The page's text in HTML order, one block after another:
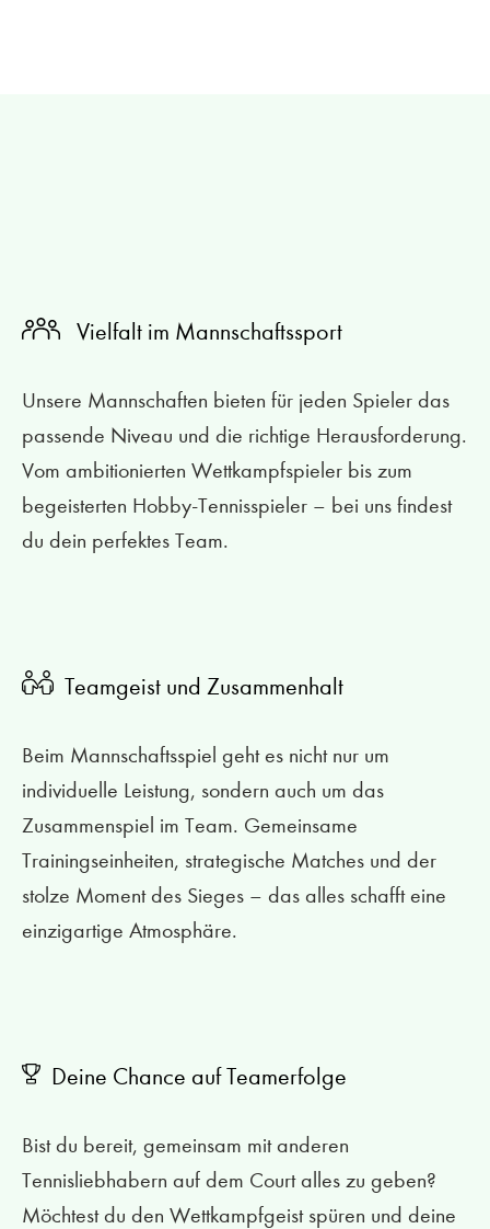
Vielfalt im Mannschaftssport
Unsere Mannschaften bieten für jeden Spieler das
passende Niveau und die richtige Herausforderung.
Vom ambitionierten Wettkampfspieler bis zum
begeisterten Hobby-Tennisspieler – bei uns findest
du dein perfektes Team.
Teamgeist und Zusammenhalt
Beim Mannschaftsspiel geht es nicht nur um
individuelle Leistung, sondern auch um das
Zusammenspiel im Team. Gemeinsame
Trainingseinheiten, strategische Matches und der
stolze Moment des Sieges – das alles schafft eine
einzigartige Atmosphäre.
Deine Chance auf Teamerfolge
Bist du bereit, gemeinsam mit anderen
Tennisliebhabern auf dem Court alles zu geben?
Möchtest du den Wettkampfgeist spüren und deine